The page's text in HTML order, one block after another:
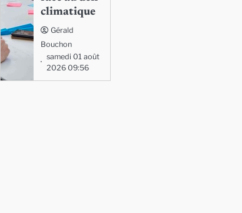
climatique
Gérald
Bouchon
samedi 01 août
2026 09:56